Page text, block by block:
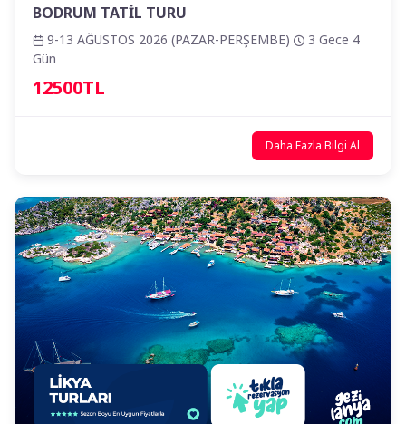
BODRUM TATİL TURU
9-13 AĞUSTOS 2026 (PAZAR-PERŞEMBE)
3 Gece 4
Gün
12500TL
Daha Fazla Bilgi Al